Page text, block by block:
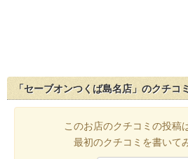
「セーブオンつくば島名店」のクチコミ
このお店のクチコミの投稿
最初のクチコミを書いて